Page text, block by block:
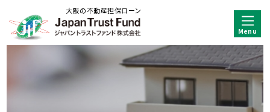
大阪の不動産担保ローン